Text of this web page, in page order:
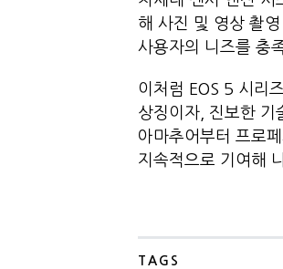
해 사진 및 영상 촬
사용자의 니즈를 충
이처럼 EOS 5 시리
상징이자, 진보한 기
아마추어부터 프로
지속적으로 기여해
TAGS